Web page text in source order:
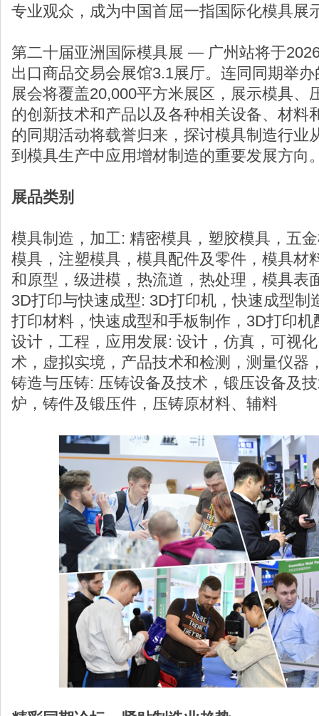
专业观众，成为中国首屈一指国际化模具展
第二十届亚洲国际模具展 — 广州站将于
出口商品交易会展馆3.1展厅。连同同期举
展会将覆盖20,000平方米展区，展示模具、
的创新技术和产品以及各种相关设备、材料
的同期活动将载誉归来，探讨模具制造行业
到模具生产中应用增材制造的重要发展方向
展品类别
模具制造，加工: 精密模具，塑胶模具，五
模具，注塑模具，模具配件及零件，模具材
和原型，级进模，热流道，热处理，模具表
3D打印与快速成型: 3D打印机，快速成型制
打印材料，快速成型和手板制作，3D打印机
设计，工程，应用发展: 设计，仿真，可视
术，虚拟实境，产品技术和检测，测量仪器
铸造与压铸: 压铸设备及技术，锻压设备及
炉，铸件及锻压件，压铸原材料、辅料